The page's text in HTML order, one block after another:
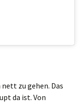
zu gehen. Das
da ist. Von